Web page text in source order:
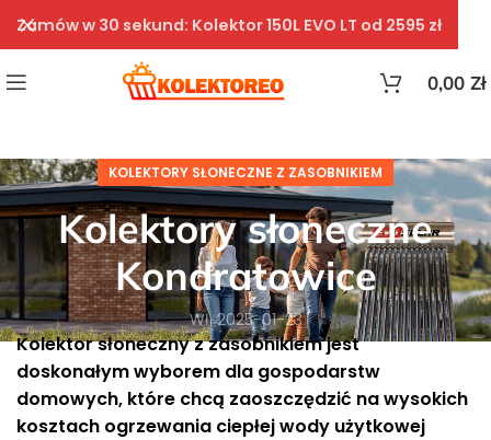
0,00 Zł
KOLEKTORY SŁONECZNE Z ZASOBNIKIEM
Kolektory słoneczne
Kondratowice
Wł. 2025-01-23
Kolektor słoneczny z zasobnikiem jest
doskonałym wyborem dla gospodarstw
domowych, które chcą zaoszczędzić na wysokich
kosztach ogrzewania ciepłej wody użytkowej
Zamów w 30 sekund: Kolektor 150L EVO LT od 2595 zł